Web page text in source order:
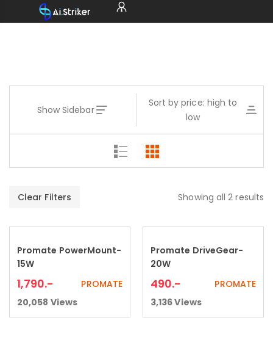
Show Sidebar
Sort by price: high to
low
Clear Filters Showing all 2 results
Add to cart
Promate PowerMount-
15W
1,790.-
PROMATE
20,058 Views
Add to cart
Promate DriveGear-
20W
490.-
PROMATE
3,136Views